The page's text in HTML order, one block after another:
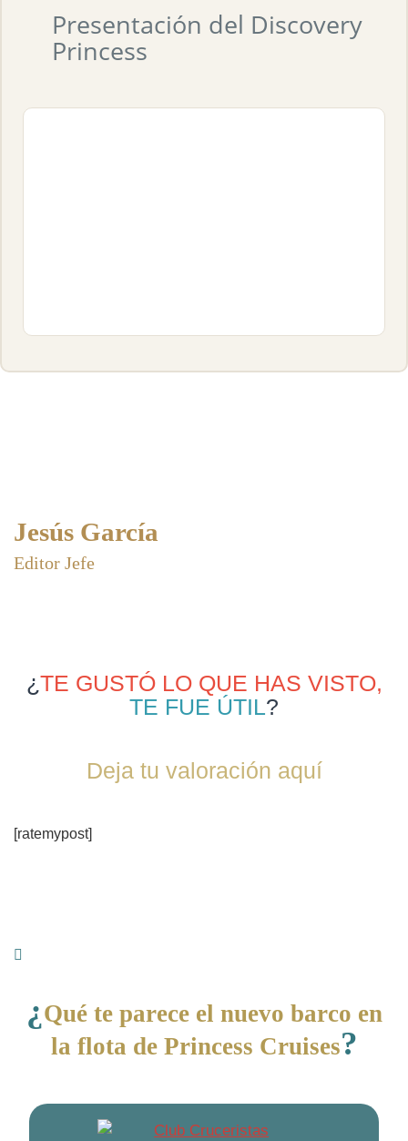
Presentación del Discovery
Princess
Jesús García
Editor Jefe
¿TE GUSTÓ LO QUE HAS VISTO,
TE FUE ÚTIL?
Deja tu valoración aquí
[ratemypost]
¿ Qué te parece el nuevo barco en
la flota de Princess Cruises?